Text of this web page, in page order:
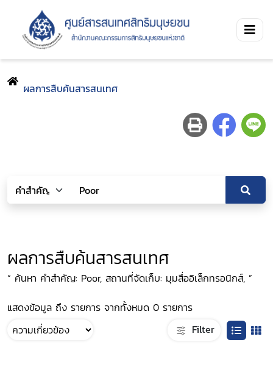
ผลการสืบค้นสารสนเทศ
ผลการสืบค้นสารสนเทศ
“ ค้นหา คำสำคัญ: Poor, สถานที่จัดเก็บ: มุมสื่ออิเล็กทรอนิกส์, ”
แสดงข้อมูล ถึง รายการ จากทั้งหมด 0 รายการ
Filter